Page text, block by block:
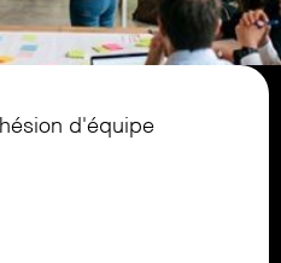
d'équipe